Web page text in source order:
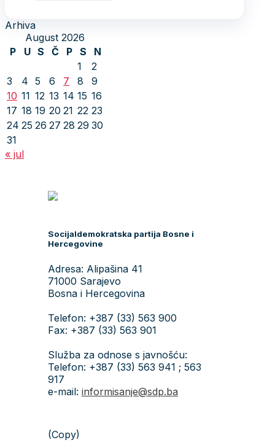
Arhiva
August 2026
P
U S Č P S
N
1
2
3
4 5 6 7 8
9
10 11 12 13 14 15 16
17 18 19 20 21 22 23
24 25 26 27 28 29 30
31
« jul
Socijaldemokratska partija Bosne i
Hercegovine
Adresa: Alipašina 41
71000 Sarajevo
Bosna i Hercegovina
Telefon: +387 (33) 563 900
Fax: +387 (33) 563 901
Služba za odnose s javnošću:
Telefon: +387 (33) 563 941 ; 563
917
e-mail: informisanje@sdp.ba
(Copy)